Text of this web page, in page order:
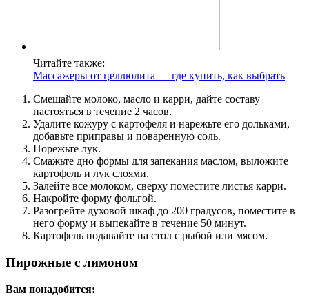
Читайте также:
Массажеры от целлюлита — где купить, как выбрать
Смешайте молоко, масло и карри, дайте составу
настояться в течение 2 часов.
Удалите кожуру с картофеля и нарежьте его дольками,
добавьте приправы и поваренную соль.
Порежьте лук.
Смажьте дно формы для запекания маслом, выложите
картофель и лук слоями.
Залейте все молоком, сверху поместите листья карри.
Накройте форму фольгой.
Разогрейте духовой шкаф до 200 градусов, поместите в
него форму и выпекайте в течение 50 минут.
Картофель подавайте на стол с рыбой или мясом.
Пирожные с лимоном
Вам понадобится: